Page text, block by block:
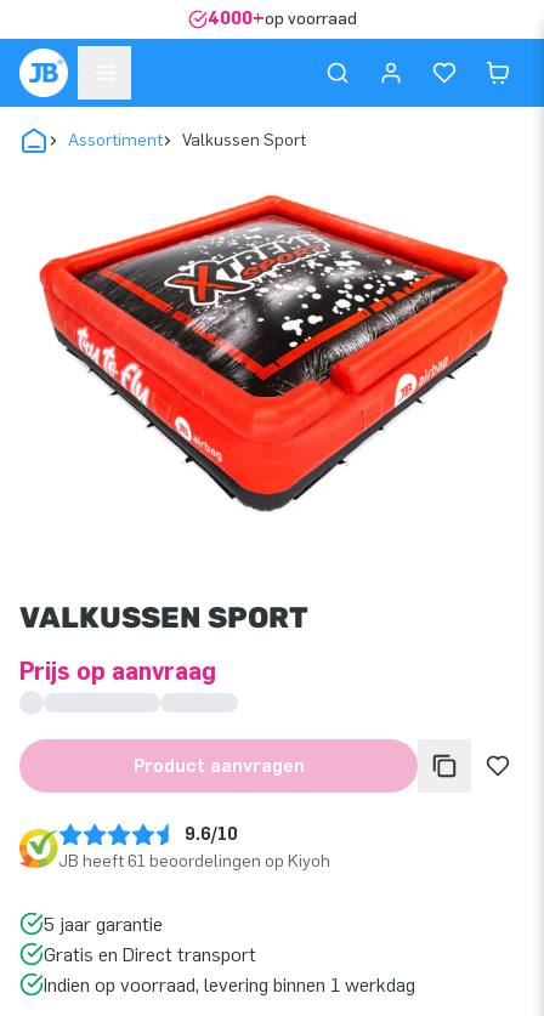
4000+op voorraad
Assortiment Valkussen Sport
VALKUSSEN SPORT
Prijs op aanvraag
Product aanvragen
9.6/10
JB heeft 61 beoordelingen op Kiyoh
5 jaar garantie
Gratis en Direct transport
Indien op voorraad, levering binnen 1 werkdag